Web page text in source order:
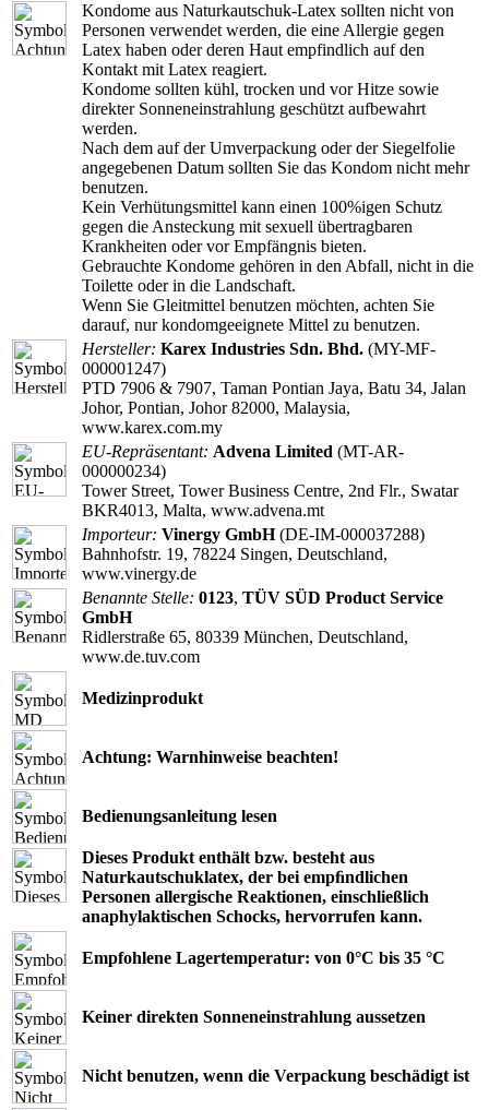
Kondome aus Naturkautschuk-Latex sollten nicht von
Personen verwendet werden, die eine Allergie gegen
Latex haben oder deren Haut empfindlich auf den
Kontakt mit Latex reagiert.
Kondome sollten kühl, trocken und vor Hitze sowie
direkter Sonneneinstrahlung geschützt aufbewahrt
werden.
Nach dem auf der Umverpackung oder der Siegelfolie
angegebenen Datum sollten Sie das Kondom nicht mehr
benutzen.
Kein Verhütungsmittel kann einen 100%igen Schutz
gegen die Ansteckung mit sexuell übertragbaren
Krankheiten oder vor Empfängnis bieten.
Gebrauchte Kondome gehören in den Abfall, nicht in die
Toilette oder in die Landschaft.
Wenn Sie Gleitmittel benutzen möchten, achten Sie
darauf, nur kondomgeeignete Mittel zu benutzen.
Hersteller: Karex Industries Sdn. Bhd. (MY-MF-
000001247)
PTD 7906 & 7907, Taman Pontian Jaya, Batu 34, Jalan
Johor, Pontian, Johor 82000, Malaysia,
www.karex.com.my
EU-Repräsentant: Advena Limited (MT-AR-
000000234)
Tower Street, Tower Business Centre, 2nd Flr., Swatar
BKR4013, Malta, www.advena.mt
Importeur: Vinergy GmbH(DE-IM-000037288)
Bahnhofstr. 19, 78224 Singen, Deutschland,
www.vinergy.de
Benannte Stelle: 0123, TÜV SÜD Product Service
GmbH
Ridlerstraße 65, 80339 München, Deutschland,
www.de.tuv.com
Medizinprodukt
Achtung: Warnhinweise beachten!
Bedienungsanleitung lesen
Dieses Produkt enthält bzw. besteht aus
Naturkautschuklatex, der bei empﬁndlichen
Personen allergische Reaktionen, einschließlich
anaphylaktischen Schocks, hervorrufen kann.
Empfohlene Lagertemperatur: von 0°C bis 35 °C
Keiner direkten Sonneneinstrahlung aussetzen
Nicht benutzen, wenn die Verpackung beschädigt ist